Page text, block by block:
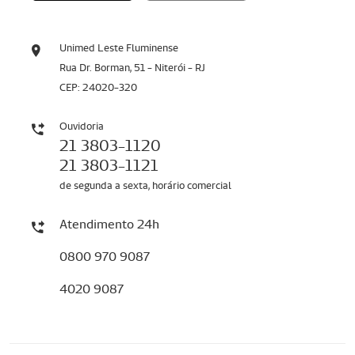
Unimed Leste Fluminense
Rua Dr. Borman, 51 - Niterói - RJ
CEP: 24020-320
Ouvidoria
21 3803-1120
21 3803-1121
de segunda a sexta, horário comercial
Atendimento 24h
0800 970 9087
4020 9087